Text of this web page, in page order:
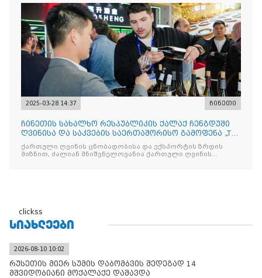
2025-03-28 14:37 ჩინეთი
ჩინეთის სახალხო რესპუბლიკის ქალაქ ჩენგდუში
ღვინისა და საკვების საერთაშორისო გამოფენა „The
China Food
ქართული ღვინის ცნობადობისა და ექსპორტის ზრდის
მიზნით, ძალიან მნიშვნელოვანია ქართული ღვინის
clickss
ᲡᲘᲐᲮᲚᲔᲔᲑᲘ
2026-08-10 10:02
რუსეთის მიერ სუმის დაბომბვის შედეგად 14
მშვიდობიანი მოქალაქე დაშავდა